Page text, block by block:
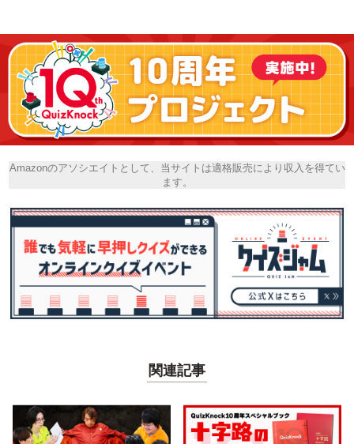
Amazonのアソシエイトとして、当サイトは適格販売により収入を得てい
ます。
関連記事